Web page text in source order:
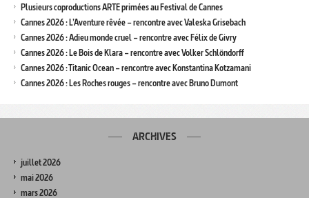
Plusieurs coproductions ARTE primées au Festival de Cannes
Cannes 2026 : L’Aventure rêvée – rencontre avec Valeska Grisebach
Cannes 2026 : Adieu monde cruel – rencontre avec Félix de Givry
Cannes 2026 : Le Bois de Klara – rencontre avec Volker Schlöndorff
Cannes 2026 : Titanic Ocean – rencontre avec Konstantina Kotzamani
Cannes 2026 : Les Roches rouges – rencontre avec Bruno Dumont
ARCHIVES
juillet 2026
mai 2026
mars 2026